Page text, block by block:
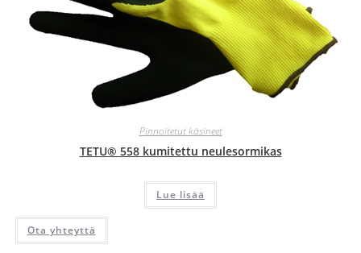
Pinnoitetut käsineet
TETU® 558 kumitettu neulesormikas
Lue lisää
Ota yhteyttä